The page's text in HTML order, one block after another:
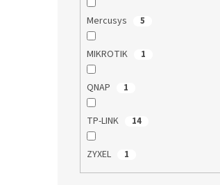
Mercusys 5
MIKROTIK 1
QNAP 1
TP-LINK 14
ZYXEL 1